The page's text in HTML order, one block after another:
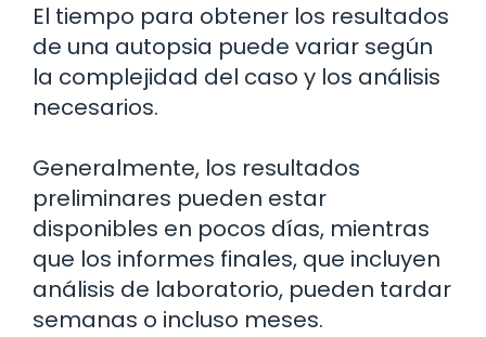
El tiempo para obtener los resultados
de una autopsia puede variar según
la complejidad del caso y los análisis
necesarios.
Generalmente, los resultados
preliminares pueden estar
disponibles en pocos días, mientras
que los informes finales, que incluyen
análisis de laboratorio, pueden tardar
semanas o incluso meses.